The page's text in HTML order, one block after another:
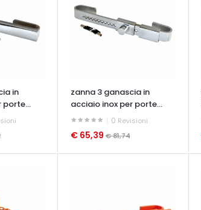
in
porte...
zanna 3 ganascia in
acciaio inox per porte...
0 Revisioni
€ 65,39€ 81,74